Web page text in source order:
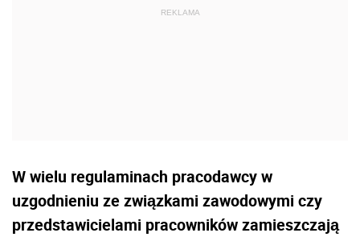
W wielu regulaminach pracodawcy w
uzgodnieniu ze związkami zawodowymi czy
przedstawicielami pracowników zamieszczają